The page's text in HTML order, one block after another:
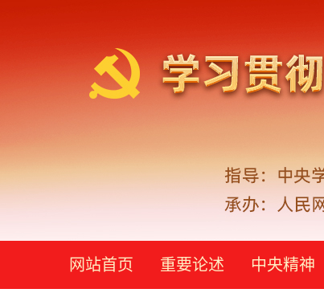
网站首页 重要论述 中央精神